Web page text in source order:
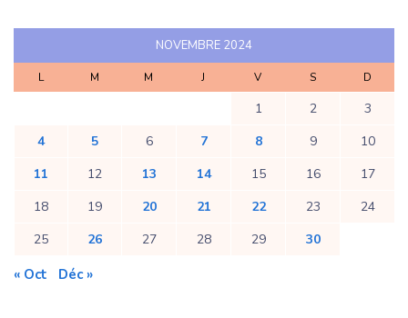
NOVEMBRE 2024
L M M J V S D
1 2
3
4
5 6 7 8 9
10
11
12 13 14 15 16
17
18
19 20 21 22 23
24
25
26 27 28 29 30
« Oct Déc »